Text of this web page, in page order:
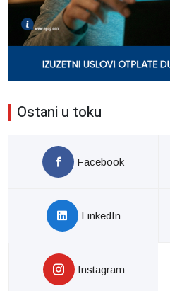
Ostani u toku
Facebook
LinkedIn
Instagram